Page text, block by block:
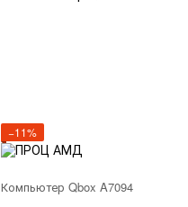
−11%
Компьютер Qbox A7094